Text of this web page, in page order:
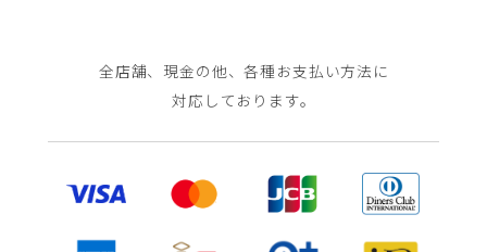
全店舗、現金の他、各種お支払い方法に
対応しております。